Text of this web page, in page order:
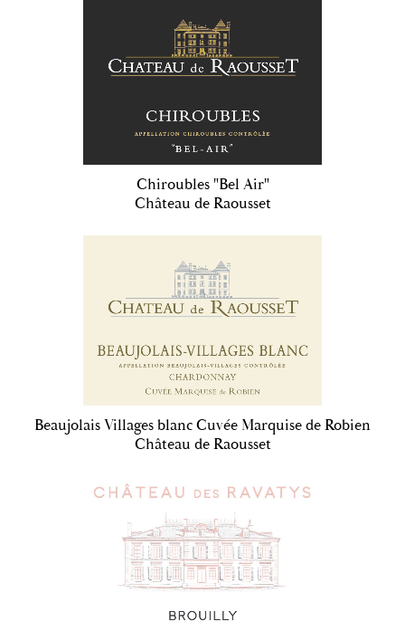
Chiroubles "Bel Air"
Château de Raousset
Beaujolais Villages blanc Cuvée Marquise de Robien
Château de Raousset